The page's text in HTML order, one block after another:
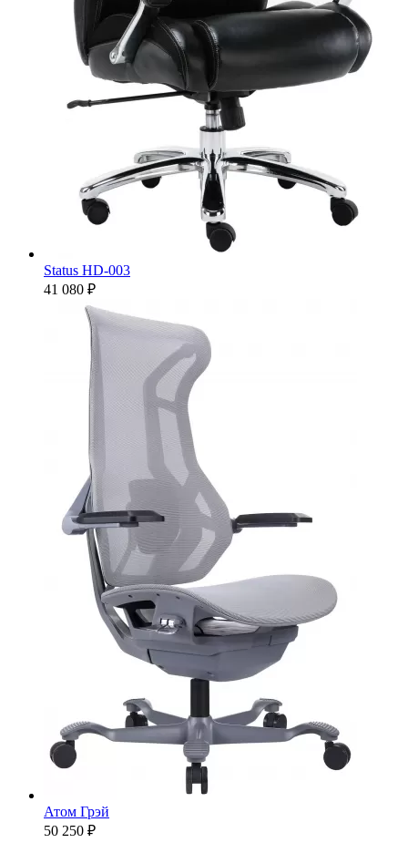
Status HD-003
41 080 ₽
Атом Грэй
50 250 ₽